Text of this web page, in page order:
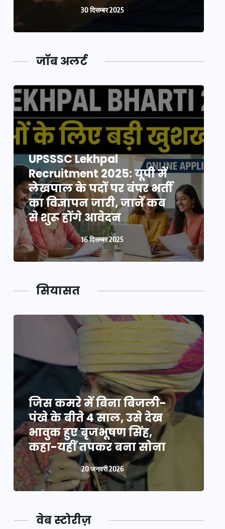
30 दिसम्बर 2025
जॉब अलर्ट
UPSSSC Lekhpal
Recruitment 2025: यूपी में
लेखपाल के पदों पर बंपर भर्ती
का विज्ञापन जारी, जानें कब
से शुरू होंगे आवेदन
16 दिसम्बर 2025
सियासत
जिस कमरे में बिना बिजली-
पंखे के बीते 4 साल, उसे देख
भावुक हुए बृजभूषण सिंह,
कहा-यहीं तपकर बना सोना
20 जनवरी 2026
वेब स्टोरीज़